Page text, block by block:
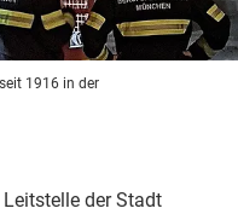
1916 in der
der Stadt